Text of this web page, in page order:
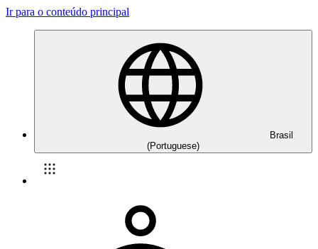
Ir para o conteúdo principal
Brasil
(Portuguese)